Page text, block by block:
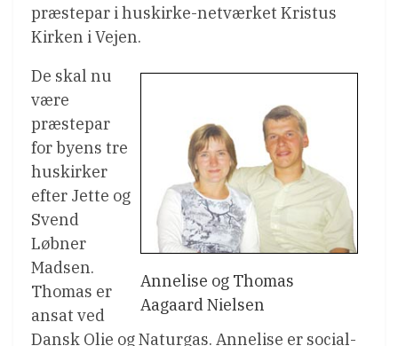
præstepar i huskirke-netværket Kristus
Kirken i Vejen.
Annelise og Thomas
Aagaard Nielsen
De skal nu
være
præstepar
for byens tre
huskirker
efter Jette og
Svend
Løbner
Madsen.
Thomas er
ansat ved
Dansk Olie og Naturgas. Annelise er social-